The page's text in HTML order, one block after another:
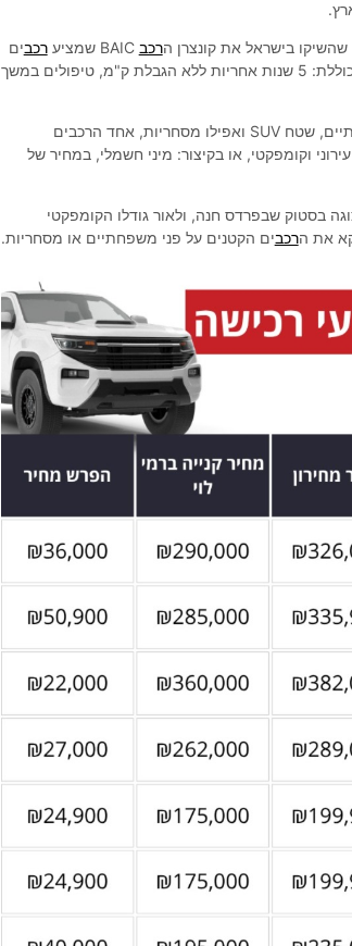
בישראל את קונצרן הרכב BAIC שמציע רכבים
בהנחה של עשרות אלפי שקלים, עם חבילת הטבות הכוללת: 5 שנות אחריות ללא הגבלת ק"מ, טיפולים במשך
ים משפחתיים, שטח SUV ואפילו מסחריות, אחד הרכבים
וקומפקטי, או בקיצור: מיני חשמלי, במחיר של
בסטוק שבפרדס חנה, ולאור גודלו הקומפקטי
את הרכבים הקטנים על פני משפחתיים או מסחריות.